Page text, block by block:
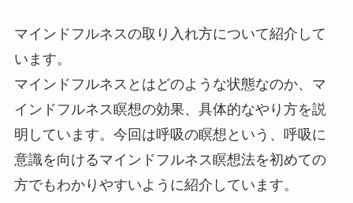
マインドフルネスの取り入れ方について紹介して
います。
マインドフルネスとはどのような状態なのか、マ
インドフルネス瞑想の効果、具体的なやり方を説
明しています。今回は呼吸の瞑想という、呼吸に
意識を向けるマインドフルネス瞑想法を初めての
方でもわかりやすいように紹介しています。